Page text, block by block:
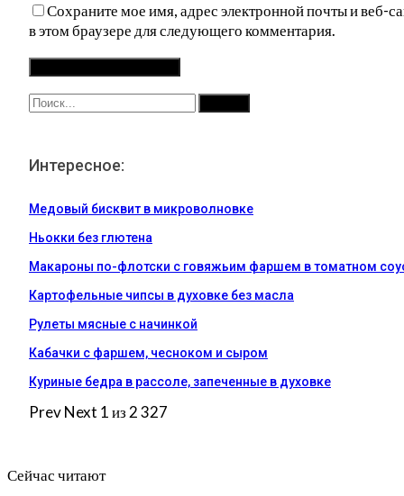
Сохраните мое имя, адрес электронной почты и веб-
в этом браузере для следующего комментария.
Интересное:
Медовый бисквит в микроволновке
Ньокки без глютена
Макароны по-флотски с говяжьим фаршем в томатном
Картофельные чипсы в духовке без масла
Рулеты мясные с начинкой
Кабачки с фаршем, чесноком и сыром
Куриные бедра в рассоле, запеченные в духовке
PrevNext 1 из 2 327
Сейчас читают